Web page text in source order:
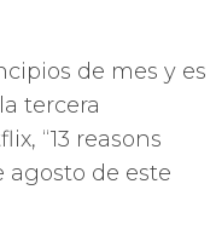
de mes y es
tercera
“13 reasons
agosto de este